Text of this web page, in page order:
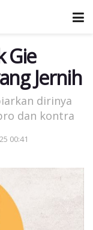
Gie
Jernih
dirinya
dan kontra
00:41